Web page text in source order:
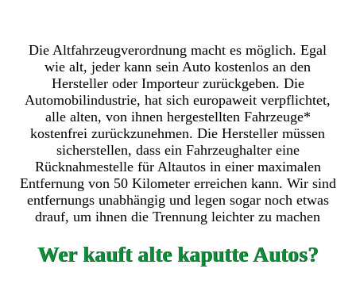
Die Altfahrzeugverordnung macht es möglich. Egal
wie alt, jeder kann sein Auto kostenlos an den
Hersteller oder Importeur zurückgeben. Die
Automobilindustrie, hat sich europaweit verpflichtet,
alle alten, von ihnen hergestellten Fahrzeuge*
kostenfrei zurückzunehmen. Die Hersteller müssen
sicherstellen, dass ein Fahrzeughalter eine
Rücknahmestelle für Altautos in einer maximalen
Entfernung von 50 Kilometer erreichen kann. Wir sind
entfernungs unabhängig und legen sogar noch etwas
drauf, um ihnen die Trennung leichter zu machen
Wer kauft alte kaputte Autos?